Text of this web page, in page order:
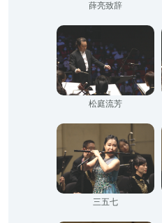
薛亮致辞
松庭流芳
三五七